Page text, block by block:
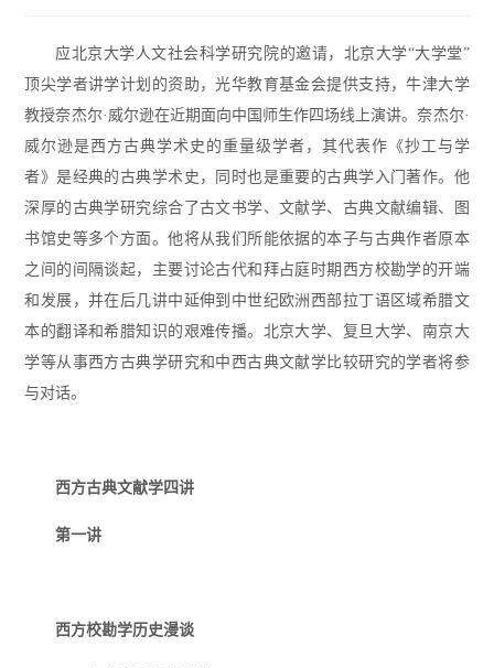
应北京大学人文社会科学研究院的邀请，北京大学“大学堂”
顶尖学者讲学计划的资助，光华教育基金会提供支持，牛津大学
教授奈杰尔·威尔逊在近期面向中国师生作四场线上演讲。奈杰尔·
威尔逊是西方古典学术史的重量级学者，其代表作《抄工与学
者》是经典的古典学术史，同时也是重要的古典学入门著作。他
深厚的古典学研究综合了古文书学、文献学、古典文献编辑、图
书馆史等多个方面。他将从我们所能依据的本子与古典作者原本
之间的间隔谈起，主要讨论古代和拜占庭时期西方校勘学的开端
和发展，并在后几讲中延伸到中世纪欧洲西部拉丁语区域希腊文
本的翻译和希腊知识的艰难传播。北京大学、复旦大学、南京大
学等从事西方古典学研究和中西古典文献学比较研究的学者将参
与对话。
西方古典文献学四讲
第一讲
西方校勘学历史漫谈